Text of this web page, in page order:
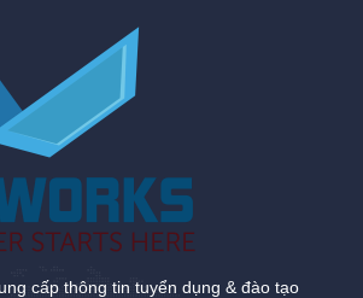
cấp thông tin tuyển dụng & đào tạo